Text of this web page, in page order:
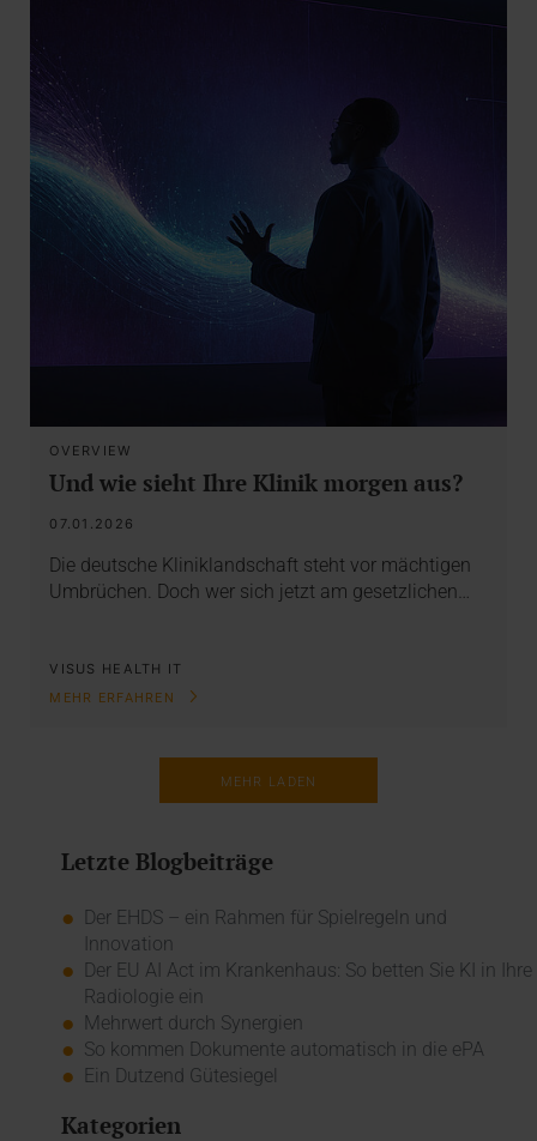
OVERVIEW
Und wie sieht Ihre Klinik morgen aus?
07.01.2026
Die deutsche Kliniklandschaft steht vor mächtigen
Umbrüchen. Doch wer sich jetzt am gesetzlichen…
VISUS HEALTH IT
MEHR ERFAHREN
MEHR LADEN
Letzte Blogbeiträge
Der EHDS – ein Rahmen für Spielregeln und
Innovation
Der EU AI Act im Krankenhaus: So betten Sie KI in Ihre
Radiologie ein
Mehrwert durch Synergien
So kommen Dokumente automatisch in die ePA
Ein Dutzend Gütesiegel
Kategorien